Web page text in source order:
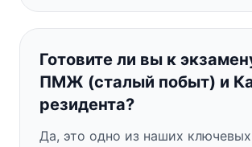
Готовите ли вы к
ПМЖ (сталый побыт) и
резидента?
Да, это одно из наших ключевых